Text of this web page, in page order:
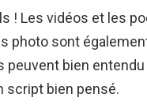
! Les vidéos et les
photo sont
peuvent bien
script bien pensé.